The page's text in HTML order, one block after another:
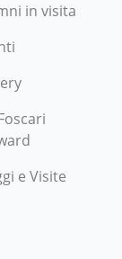
in visita
e Visite